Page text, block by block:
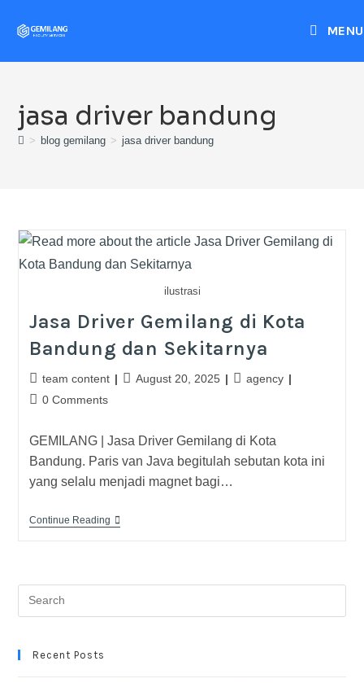
MENU
jasa driver bandung
> blog gemilang > jasa driver bandung
ilustrasi
Jasa Driver Gemilang di Kota
Bandung dan Sekitarnya
team content August 20, 2025
agency
0 Comments
GEMILANG | Jasa Driver Gemilang di Kota
Bandung. Paris van Java begitulah sebutan kota ini
yang selalu menjadi magnet bagi…
Continue Reading
Recent Posts